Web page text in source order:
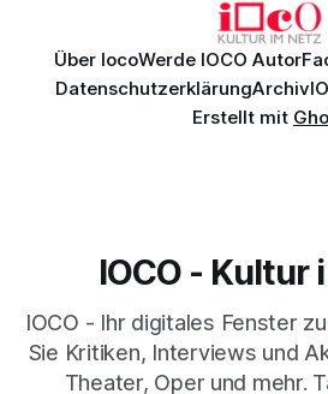
Über IocoWerde IOCO Autor
DatenschutzerklärungArchiv
Erstellt mit
IOCO - Kultur
IOCO - Ihr digitales Fenster
Sie Kritiken, Interviews und
Theater, Oper und mehr.